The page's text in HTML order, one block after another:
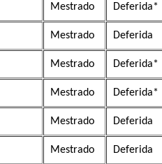
Mestrado Deferida*
Mestrado Deferida
Mestrado Deferida*
Mestrado Deferida*
Mestrado Deferida
Mestrado Deferida